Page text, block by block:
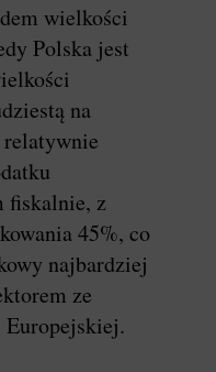
wielkości
Polska jest
na
fiskalnie, z
45%, co
najbardziej
ze